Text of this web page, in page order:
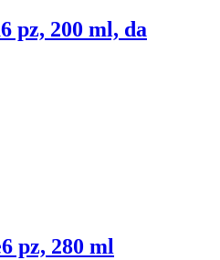
6 pz, 200 ml, da
6 pz, 280 ml